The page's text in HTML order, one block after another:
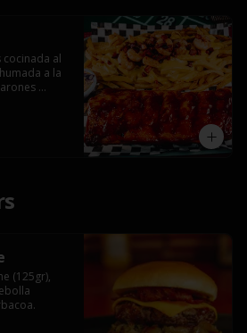
cocinada al
a la
(125gr),